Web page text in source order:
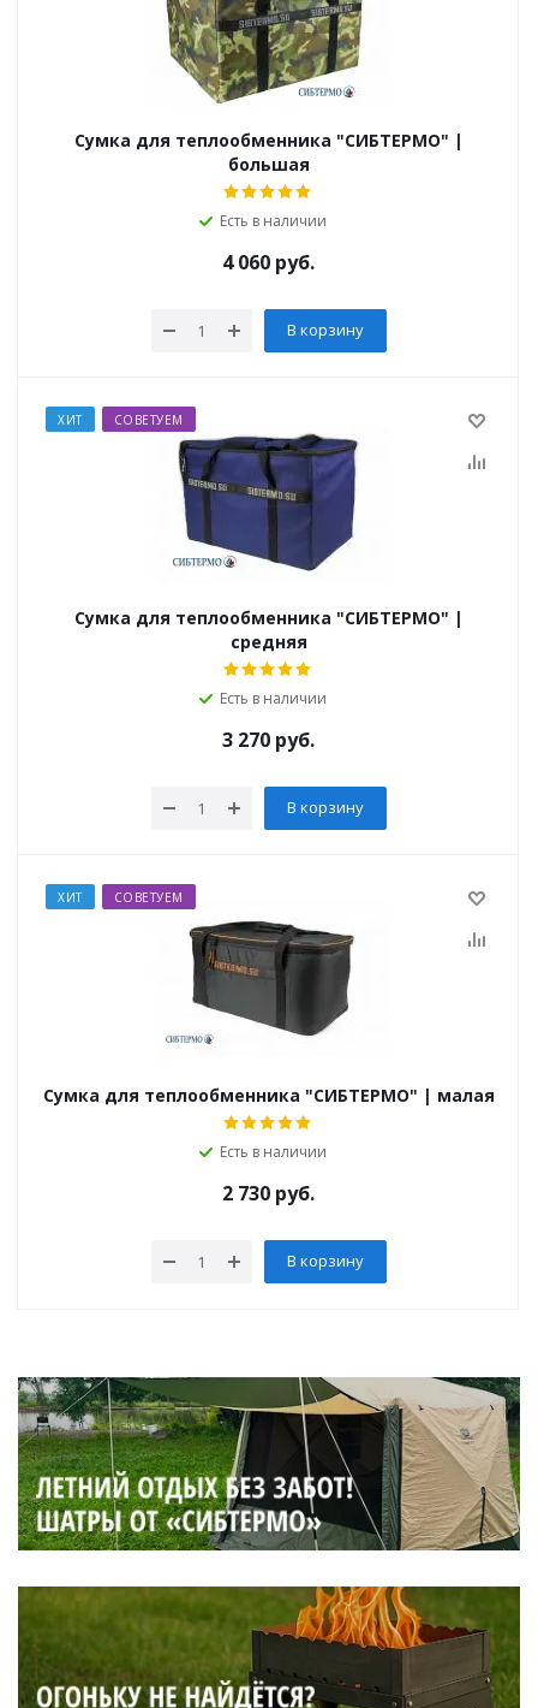
Сумка для теплообменника "СИБТЕРМО" |
большая
Есть в наличии
4 060 руб.
В корзину
ХИТ СОВЕТУЕМ
Сумка для теплообменника "СИБТЕРМО" |
средняя
Есть в наличии
3 270 руб.
В корзину
ХИТ СОВЕТУЕМ
Сумка для теплообменника "СИБТЕРМО" | малая
Есть в наличии
2 730 руб.
В корзину